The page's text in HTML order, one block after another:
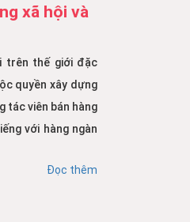
xã hội và
trên thế giới đặc
quyền xây dựng
tác viên bán hàng
với hàng ngàn
Đọc thêm